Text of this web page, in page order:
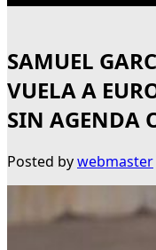
SAMUEL
VUELA A
SIN AGENDA
Posted bywebmaster